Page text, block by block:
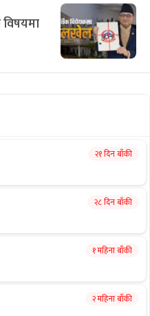
२१ दिन बाँकी
२८ दिन बाँकी
१ महिना बाँकी
२ महिना बाँकी